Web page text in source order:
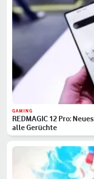
GAMING
REDMAGIC 12 Pro:
alle Gerüchte